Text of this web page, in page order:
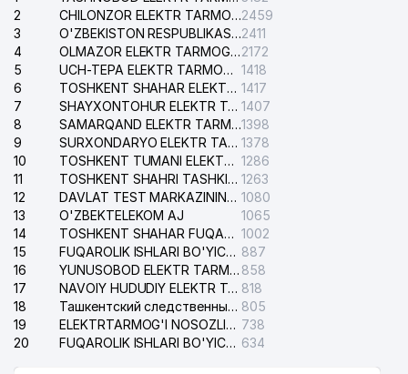
2
CHILONZOR ELEKTR TARMOG'I NOSOZLIK XIZMATI2459
3
O'ZBEKISTON RESPUBLIKASI BOSH PROKURATURASI ISHONCH TELEFONI2411
4
OLMAZOR ELEKTR TARMOG'I NOSOZLIKLARI XIZMATI2172
5
UCH-TEPA ELEKTR TARMOG'I NOSOZLIKLARI XIZMATI 1418
6
TOSHKENT SHAHAR ELEKTR TARMOQLARI KORXONASI AJ 1417
7
SHAYXONTOHUR ELEKTR TARMOG'I NOSOZLIKLARINI TUZATISH XIZMATI 1407
8
SAMARQAND ELEKTR TARMOQLARI AJ1398
9
SURXONDARYO ELEKTR TARMOQLARI AJ 1378
10
TOSHKENT TUMANI ELEKTR TARMOG'I AVARIYA XIZMATI 1286
11
TOSHKENT SHAHRI TASHKILOT TELEFONLARI HAQIDA MA'LUMOT BYUROSI 1263
12
DAVLAT TEST MARKAZINING ISHONCH TELEFONLARI 1080
13
O'ZBEKTELEKOM AJ
1065
14
TOSHKENT SHAHAR FUQAROLIK ISHLARI BO'YICHA SUDI 1002
15
FUQAROLIK ISHLARI BO'YICHA YAKKASAROY TUMANLARARO SUDI 887
16
YUNUSOBOD ELEKTR TARMOG'I NOSOZLIKLARI XIZMATI 858
17
NAVOIY HUDUDIY ELEKTR TARMOQLARI KORXONASI AJ 818
18
Ташкентский следственный изолятор 805
19
ELEKTRTARMOG'I NOSOZLIKLARINI TO'ZATISH SERGELI XIZMATI 738
20
FUQAROLIK ISHLARI BO'YICHA UCH-TEPA TUMANI SUDI 634